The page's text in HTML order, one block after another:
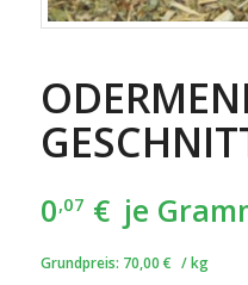
0,07 € je
Grundpreis: 70,00 € /kg